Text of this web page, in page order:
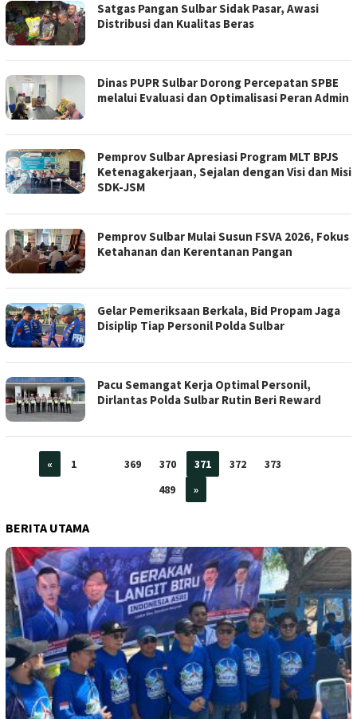
Satgas Pangan Sulbar Sidak Pasar, Awasi
Distribusi dan Kualitas Beras
Dinas PUPR Sulbar Dorong Percepatan SPBE
melalui Evaluasi dan Optimalisasi Peran Admin
Pemprov Sulbar Apresiasi Program MLT BPJS
Ketenagakerjaan, Sejalan dengan Visi dan Misi
SDK-JSM
Pemprov Sulbar Mulai Susun FSVA 2026, Fokus
Ketahanan dan Kerentanan Pangan
Gelar Pemeriksaan Berkala, Bid Propam Jaga
Disiplip Tiap Personil Polda Sulbar
Pacu Semangat Kerja Optimal Personil,
Dirlantas Polda Sulbar Rutin Beri Reward
« 1 369 370 371 372 373
489
»
BERITA UTAMA